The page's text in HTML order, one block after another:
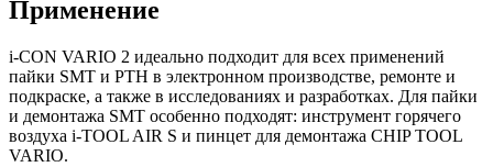
Применение
i-CON VARIO 2 идеально подходит для всех применений
пайки SMT и PTH в электронном производстве, ремонте и
подкраске, а также в исследованиях и разработках. Для пайки
и демонтажа SMT особенно подходят: инструмент горячего
воздуха i-TOOL AIR S и пинцет для демонтажа CHIP TOOL
VARIO.